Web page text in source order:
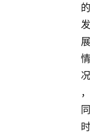
的
发
展
情
况
，
同
时